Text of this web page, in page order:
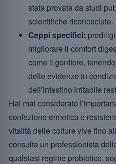
stata provata da studi
scientifiche riconosciute.
Ceppi specifici:
migliorare il comfort
come il gonfiore,
delle evidenze in
dell’intestino irritabile
Hai mai considerato
confezione ermetica e
vitalità delle colture vive fino
consulta un professionista
qualsiasi regime probiotico,